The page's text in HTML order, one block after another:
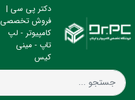
دکتر پی سی |
فروش تخصصی
کامپیوتر - لپ
تاپ - مینی
کیس